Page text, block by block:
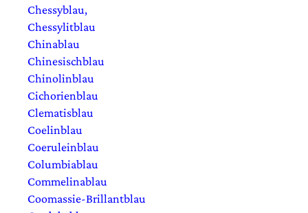
Chessyblau,
Chessylitblau
Chinablau
Chinesischblau
Chinolinblau
Cichorienblau
Clematisblau
Coelinblau
Coeruleinblau
Columbiablau
Commelinablau
Coomassie-Brillantblau